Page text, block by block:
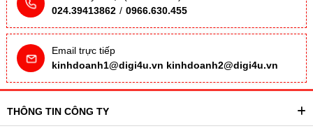
024.39413862 / 0966.630.455
Email trực tiếp
kinhdoanh1@digi4u.vn kinhdoanh2@digi4u.vn
THÔNG TIN CÔNG TY